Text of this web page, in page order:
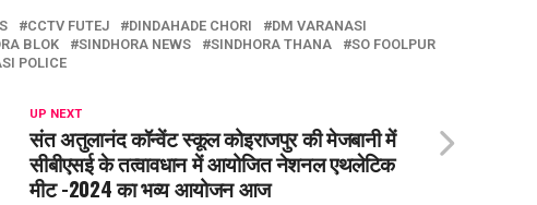
CCTV FUTEJ DINDAHADE CHORI
DM VARANASI
BLOK SINDHORA NEWS SINDHORA THANA
SO FOOLPUR
POLICE
UP NEXT
संत अतुलानंद कॉन्वेंट स्कूल कोइराजपुर की मेजबानी में
सीबीएसई के तत्वावधान में आयोजित नेशनल एथलेटिक
मीट -2024 का भव्य आयोजन आज